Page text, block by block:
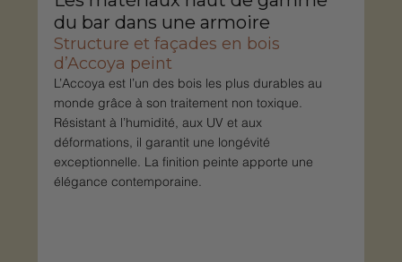
du bar dans une armoire
Structure et façades en bois
d’Accoya peint
L’Accoya est l’un des bois les plus durables au
monde grâce à son traitement non toxique.
Résistant à l’humidité, aux UV et aux
déformations, il garantit une longévité
exceptionnelle. La finition peinte apporte une
élégance contemporaine.